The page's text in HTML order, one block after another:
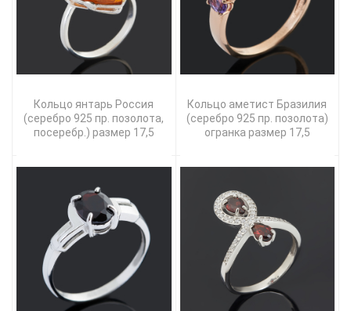
Кольцо янтарь Россия
(серебро 925 пр. позолота,
посеребр.) размер 17,5
Кольцо аметист Бразилия
(серебро 925 пр. позолота)
огранка размер 17,5